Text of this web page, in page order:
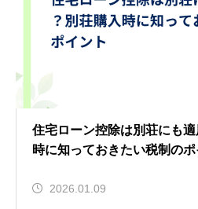
住宅ローン控除は別荘にも
時に知っておきたい税制のポ
2026.01.09